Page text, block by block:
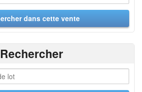
Rechercher